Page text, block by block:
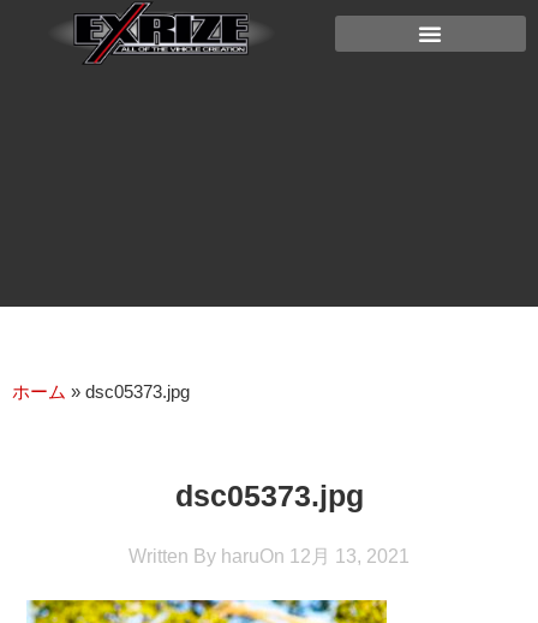
ホーム » dsc05373.jpg
dsc05373.jpg
Written By haruOn 12月 13, 2021